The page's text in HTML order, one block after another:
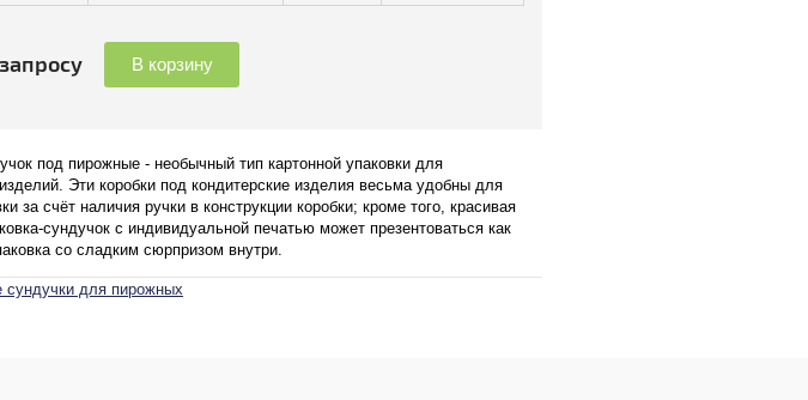
В корзину
под пирожные - необычный тип картонной упаковки для
Эти коробки под кондитерские изделия весьма удобны для
за счёт наличия ручки в конструкции коробки; кроме того, красивая
сундучок с индивидуальной печатью может презентоваться как
со сладким сюрпризом внутри.
сундучки для пирожных